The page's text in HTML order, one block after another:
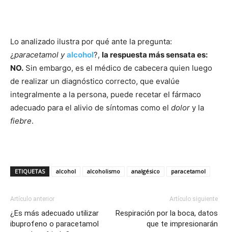
Lo analizado ilustra por qué ante la pregunta:
¿paracetamol yalcohol?, la respuesta más sensata es:
NO. Sin embargo, es el médico de cabecera quien luego
de realizar un diagnóstico correcto, que evalúe
integralmente a la persona, puede recetar el fármaco
adecuado para el alivio de síntomas como el dolor y la
fiebre.
ETIQUETAS alcohol alcoholismo analgésico paracetamol
Artículo anterior
¿Es más adecuado utilizar
ibuprofeno o paracetamol
Artículo siguiente
Respiración por la boca, datos
que te impresionarán